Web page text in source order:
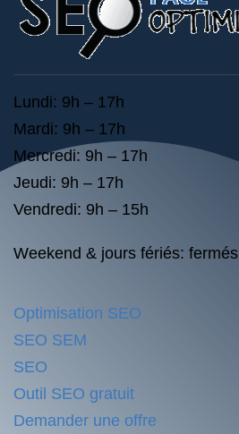
Lundi: 9h – 17h
Mardi: 9h – 17h
Mercredi: 9h – 17h
Jeudi: 9h – 17h
Vendredi: 9h – 15h
Weekend & jours fériés: fermés
Optimisation SEO
SEO SEM
SEO
Outil SEO gratuit
Demander une offre